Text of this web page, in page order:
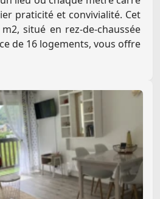
praticité et convivialité. Cet
situé en rez-de-chaussée
de 16 logements, vous offre